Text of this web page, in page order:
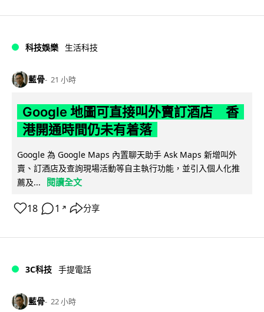
科技娛樂 生活科技
藍骨 21 小時
Google 地圖可直接叫外賣訂酒店 香
港開通時間仍未有着落
Google 為 Google Maps 內置聊天助手 Ask Maps 新增叫外
賣、訂酒店及查詢現場活動等自主執行功能，並引入個人化推
薦及...
閱讀全文
18 1 ↗ 分享
3C科技 手提電話
藍骨 22 小時